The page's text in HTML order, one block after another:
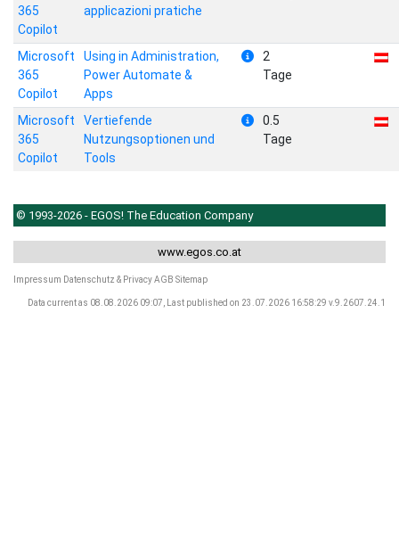
365
Copilot
applicazioni pratiche
Microsoft
365
Copilot
Using in Administration,
Power Automate &
Apps
2
Tage
Microsoft
365
Copilot
Vertiefende
Nutzungsoptionen und
Tools
0.5
Tage
© 1993-2026 - EGOS! The Education Company
www.egos.co.at
Impressum Datenschutz & PrivacyAGB Sitemap
Data current as 08.08.2026 09:07, Last published on 23.07.2026 16:58:29 v.9.2607.24.1